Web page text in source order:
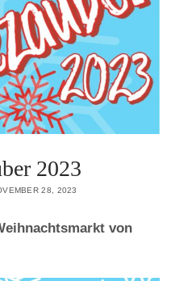
2023
28, 2023
von